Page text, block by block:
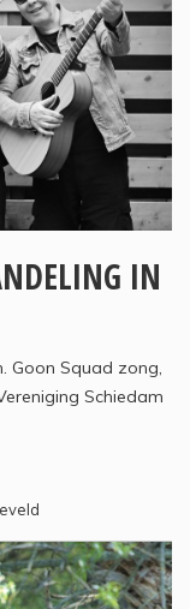
IN
Goon Squad zong,
Schiedam